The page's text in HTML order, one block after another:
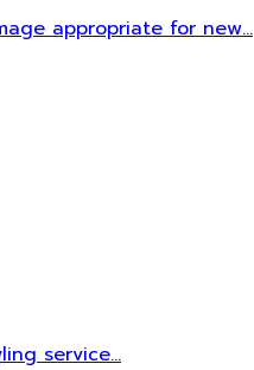
appropriate for new…
service…